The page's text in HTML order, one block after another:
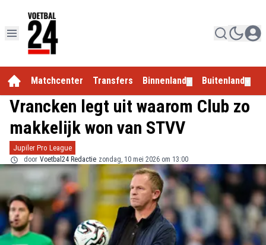
Matchcenter Transfers Binnenland Buitenland
Vrancken legt uit waarom Club zo
makkelijk won van STVV
Jupiler Pro League
door Voetbal24 Redactie zondag, 10 mei 2026 om 13:00